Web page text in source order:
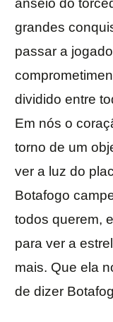
anseio do
grandes
passar a
dividido entre
Em nós o
torno de um
ver a luz do
Botafogo
todos querem,
para ver a
mais. Que ela
de dizer